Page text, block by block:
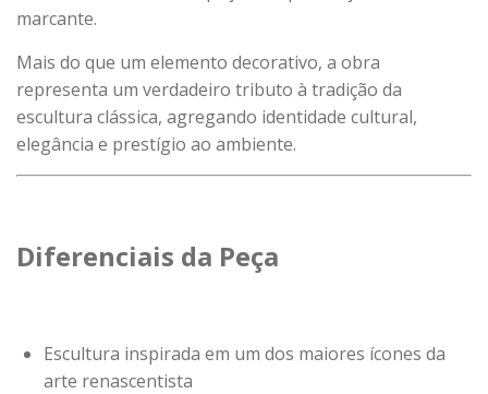
marcante.
Mais do que um elemento decorativo, a obra
representa um verdadeiro tributo à tradição da
escultura clássica, agregando identidade cultural,
elegância e prestígio ao ambiente.
Diferenciais da Peça
Escultura inspirada em um dos maiores ícones da
arte renascentista